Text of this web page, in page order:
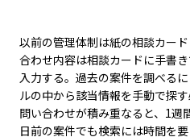
以前の管理体制は紙の相談カー
合わせ内容は相談カードに手書
入力する。過去の案件を調べる
ルの中から該当情報を手動で探
問い合わせが積み重なると、1週
日前の案件でも検索には時間を